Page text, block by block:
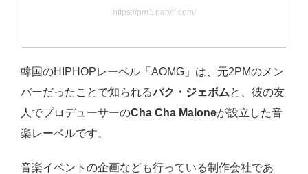
https://pm1.narvii.com/
韓国のHIPHOPレーベル「AOMG」は、元2PMのメン
バーだったことで知られるパク・ジェボムと、彼の友
人でプロデューサーのCha Cha Maloneが設立した音
楽レーベルです。
音楽イベントの企画なども行っている制作会社であ